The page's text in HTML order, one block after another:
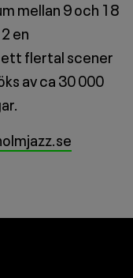
mellan 9 och 18
en
ett flertal scener
av ca 30 000